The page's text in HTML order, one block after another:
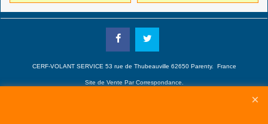
CERF-VOLANT SERVICE 53 rue de Thubeauville 62650 Parenty. France
Site de Vente Par Correspondance.